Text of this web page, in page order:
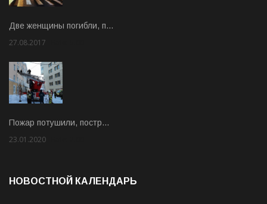
Две женщины погибли, п…
27.08.2017
Пожар потушили, постр…
23.01.2020
НОВОСТНОЙ КАЛЕНДАРЬ